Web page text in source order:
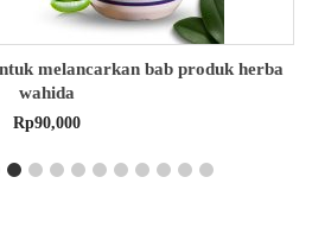
melancarkan bab produk herba
wahida
Rp90,000